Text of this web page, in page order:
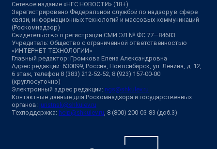
Сетевое издание «НГС.НОВОСТИ» (18+)
Зарегистрировано Федеральной службой по надзору в сфере
связи, информационных технологий и массовых коммуникаций
(Роскомнадзор)
Свидетельство о регистрации СМИ ЭЛ № ФС 77—84683
Учредитель: Общество с ограниченной ответственностью
«ИНТЕРНЕТ ТЕХНОЛОГИИ»
Главный редактор: Громкова Елена Александровна
Адрес редакции: 630099, Россия, Новосибирск, ул. Ленина, д. 12,
6 этаж, телефон 8 (383) 212-52-52, 8 (923) 157-00-00
(круглосуточно)
Электронный адрес редакции: ngs@shkulev.ru
Контактные данные для Роскомнадзора и государственных
органов: juristnsk@shkulev.ru
Техподдержка: help@shkulev.ru, 8 (800) 200-03-83 (доб.3)